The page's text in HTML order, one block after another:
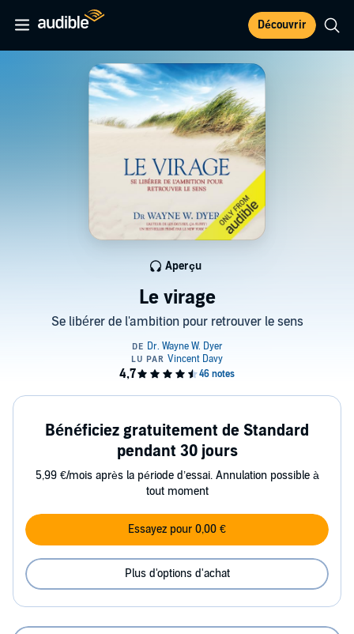
Découvrir
Le virage
Se libérer de l'ambition pour retrouver le sens
Aperçu
Bénéficiez gratuitement de Standard
pendant 30 jours
5,99 €/mois après la période d’essai. Annulation possible à
tout moment
Essayez pour 0,00 €
Plus d'options d'achat